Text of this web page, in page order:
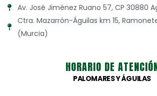
Av. José Jiménez Ruano 57, CP 30880
Ctra. Mazarrón-Águilas km 15,
(Murcia)
HORARIO DE
PALOMARES Y ÁGUILAS